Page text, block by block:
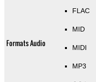
Formats Audio
FLAC
MID
MIDI
MP3